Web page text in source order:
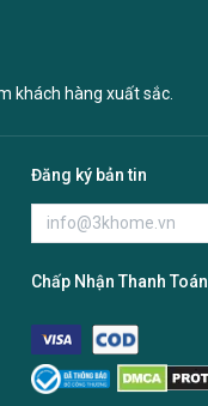
khách hàng xuất sắc.
Đăng ký bản tin
Chấp Nhận Thanh Toán